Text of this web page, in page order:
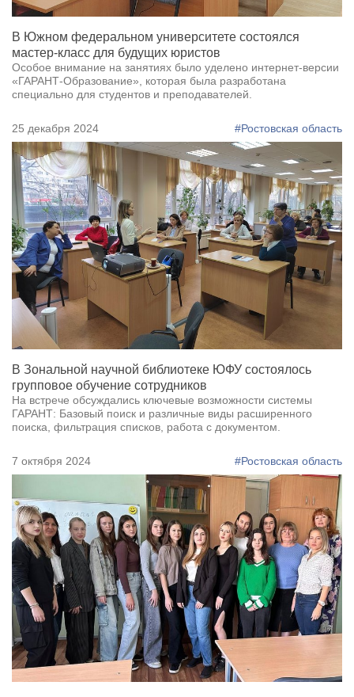
В Южном федеральном университете состоялся
мастер-класс для будущих юристов
Особое внимание на занятиях было уделено интернет-версии
«ГАРАНТ-Образование», которая была разработана
специально для студентов и преподавателей.
25 декабря 2024 #Ростовская область
В Зональной научной библиотеке ЮФУ состоялось
групповое обучение сотрудников
На встрече обсуждались ключевые возможности системы
ГАРАНТ: Базовый поиск и различные виды расширенного
поиска, фильтрация списков, работа с документом.
7 октября 2024 #Ростовская область